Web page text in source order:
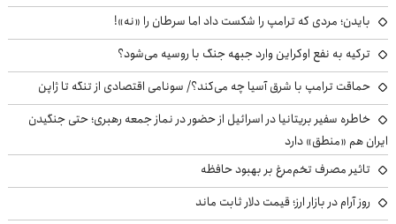
بایدن؛ مردی که ترامپ را شکست داد اما سرطان را «نه»!
ترکیه به نفع اوکراین وارد جبهه جنگ با روسیه می‌شود؟
حماقت ترامپ با شرق آسیا چه می‌کند؟/ سونامی اقتصادی از تنگه تا ژاپن
خاطره سفیر بریتانیا در اسرائیل از حضور در نماز جمعه رهبری؛ حتی جنگیدن
ایران هم «منطق» دارد
تاثیر مصرف تخم‌مرغ بر بهبود حافظه
روز آرام در بازار ارز؛ قیمت دلار ثابت ماند